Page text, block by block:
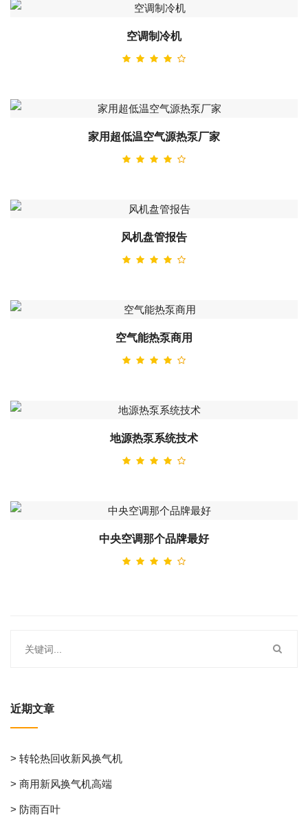
空调制冷机
家用超低温空气源热泵厂家
风机盘管报告
空气能热泵商用
地源热泵系统技术
中央空调那个品牌最好
近期文章
> 转轮热回收新风换气机
> 商用新风换气机高端
> 防雨百叶